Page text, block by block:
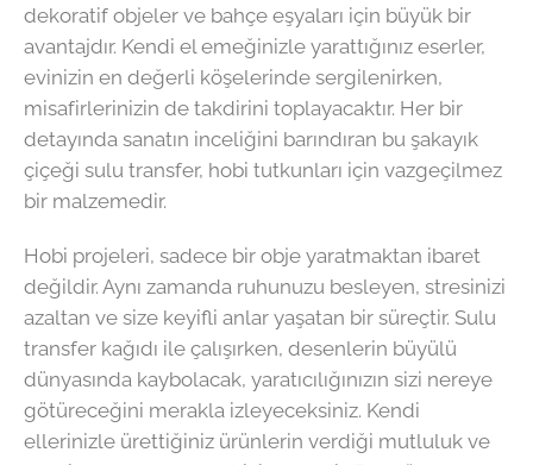
dekoratif objeler ve bahçe eşyaları için büyük bir
avantajdır. Kendi el emeğinizle yarattığınız eserler,
evinizin en değerli köşelerinde sergilenirken,
misafirlerinizin de takdirini toplayacaktır. Her bir
detayında sanatın inceliğini barındıran bu şakayık
çiçeği sulu transfer, hobi tutkunları için vazgeçilmez
bir malzemedir.
Hobi projeleri, sadece bir obje yaratmaktan ibaret
değildir. Aynı zamanda ruhunuzu besleyen, stresinizi
azaltan ve size keyifli anlar yaşatan bir süreçtir. Sulu
transfer kağıdı ile çalışırken, desenlerin büyülü
dünyasında kaybolacak, yaratıcılığınızın sizi nereye
götüreceğini merakla izleyeceksiniz. Kendi
ellerinizle ürettiğiniz ürünlerin verdiği mutluluk ve